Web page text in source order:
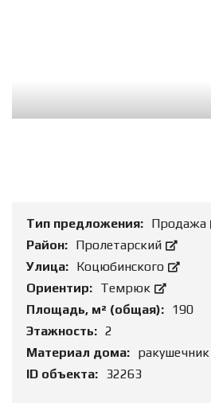
Тип предложения: Продажа
Район: Пролетарский
Улица: Коцюбинского
Ориентир: Темрюк
Площадь, м² (общая): 190
Этажность: 2
Материал дома: ракушечник
ID объекта: 32263